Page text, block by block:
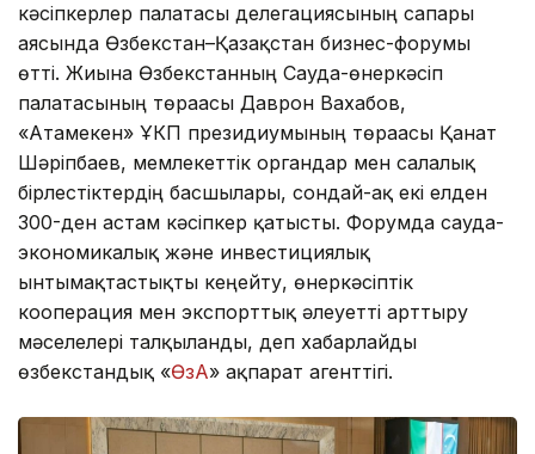
кәсіпкерлер палатасы делегациясының сапары
аясында Өзбекстан–Қазақстан бизнес-форумы
өтті. Жиынға Өзбекстанның Сауда-өнеркәсіп
палатасының төрағасы Даврон Вахабов,
«Атамекен» ҰКП президиумының төрағасы Қанат
Шәріпбаев, мемлекеттік органдар мен салалық
бірлестіктердің басшылары, сондай-ақ екі елден
300-ден астам кәсіпкер қатысты. Форумда сауда-
экономикалық және инвестициялық
ынтымақтастықты кеңейту, өнеркәсіптік
кооперация мен экспорттық әлеуетті арттыру
мәселелері талқыланды, деп хабарлайды
өзбекстандық «ӨзА» ақпарат агенттігі.